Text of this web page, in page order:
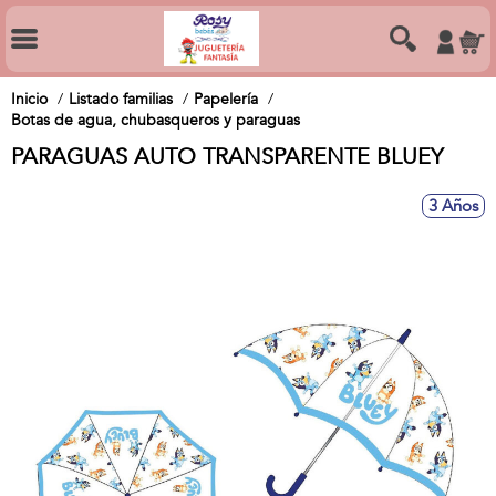
Inicio Listado familias
Papelería
Botas de agua, chubasqueros y paraguas
PARAGUAS AUTO TRANSPARENTE BLUEY
3 Años